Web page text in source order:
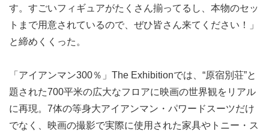
す。すごいフィギュアがたくさん揃ってるし、本物のセッ
トまで用意されているので、ぜひ皆さん来てください！」
と締めくくった。
「アイアンマン300％」The Exhibitionでは、“原宿別荘”と
題された700平米の広大なフロアに映画の世界観をリアル
に再現。7体の等身大アイアンマン・パワードスーツだけ
でなく、映画の撮影で実際に使用された家具やトニー・ス